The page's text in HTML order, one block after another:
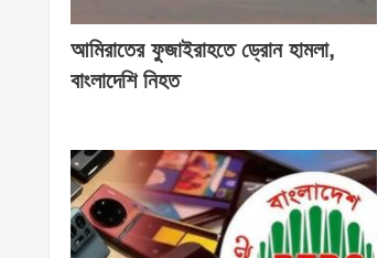
আমিরাতের ফুজাইরাহতে ড্রোন হামলা,
বাংলাদেশি নিহত